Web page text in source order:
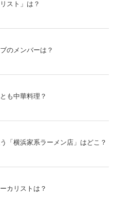
スト」は？
のメンバーは？
も中華料理？
「横浜家系ラーメン店」はどこ？
カリストは？